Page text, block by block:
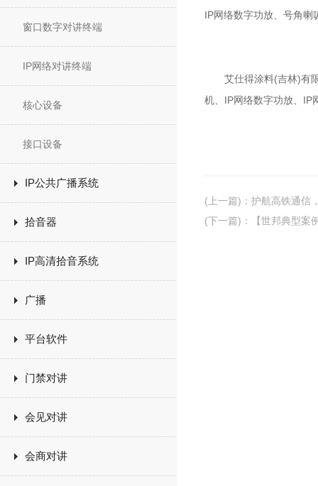
窗口数字对讲终端
IP网络对讲终端
核心设备
接口设备
IP公共广播系统
拾音器
IP高清拾音系统
广播
平台软件
门禁对讲
会见对讲
会商对讲
IP网络数字功放、号角喇
艾仕得涂料(吉林)有限
机、IP网络数字功放、IP
(上一篇) ： 护航高铁通信
(下一篇) ： 【世邦典型